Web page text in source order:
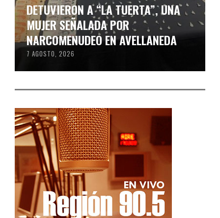
DETUVIERON A “LA TUERTA”, UNA
MUJER SEÑALADA POR
NARCOMENUDEO EN AVELLANEDA
7 AGOSTO, 2026